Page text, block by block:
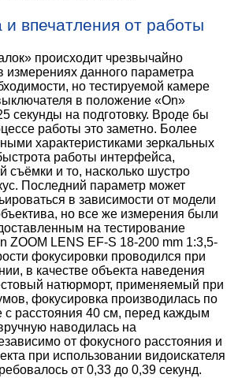
впечатления от работы
происходит чрезвычайно
измерениях данного параметра
но тестируемой камере
в положение «On»
секунды на подготовку. Вроде бы
работы это заметно. Более
характеристиками зеркальных
работы интерфейса,
съёмки и то, насколько шустро
Последний параметр может
в зависимости от модели
но все же измерения были
на тестирование
ZOOM LENS EF-S 18-200 mm 1:3,5-
фокусировки проводился при
в качестве объекта наведения
натюрморт, применяемый при
фокусировка производилась по
с расстояния 40 см, перед каждым
наводилась на
от фокусного расстояния и
при использовании видоискателя
от 0,33 до 0,39 секунд.